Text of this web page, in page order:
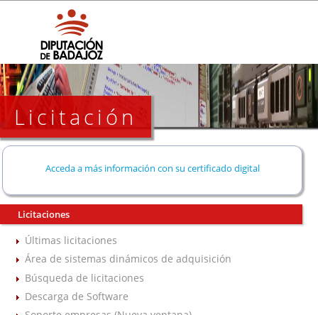
Licitación
Acceda a más información con su certificado digital
Licitaciones
Últimas licitaciones
Área de sistemas dinámicos de adquisición
Búsqueda de licitaciones
Descarga de Software